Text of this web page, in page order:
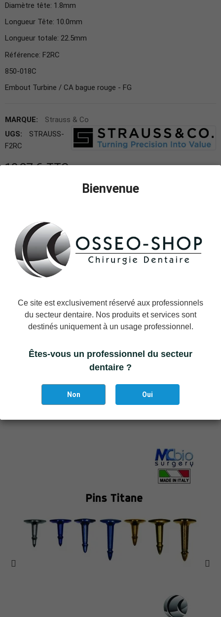
Diamètre tête: 1.8mm
Longueur Tête: 10.0mm
Longueur totale: 22.5mm
Référence: F2RC
850-018C
Embout Turbine / CA bague rouge - FG
MARQUE:
Strauss & Co
UGS:
STRAUSS-
F2RC
10,27 € TTC
Ajouter à la liste des favoris
Il reste actuellement article(s) restant(s) en stock !
DÉTAILS DU PRODUIT
Marque
Strauss & Co
STRAUSS-F2RC
Vous aimerez aussi
Bienvenue
Ce site est exclusivement réservé aux professionnels
du secteur dentaire. Nos produits et services sont
destinés uniquement à un usage professionnel.
Êtes-vous un professionnel du secteur
dentaire ?
Non Oui